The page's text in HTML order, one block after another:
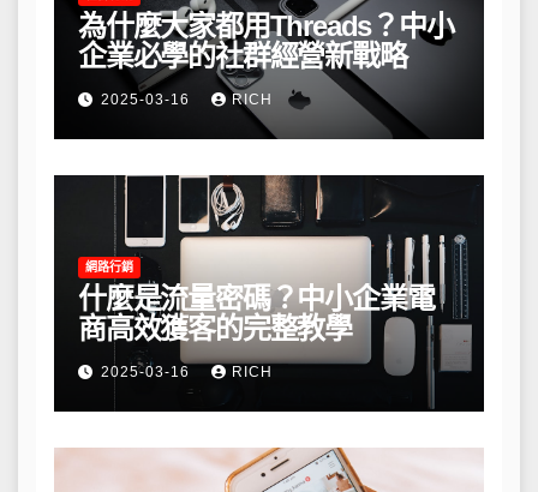
為什麼大家都用Threads？中小
企業必學的社群經營新戰略
2025-03-16 RICH
網路行銷
什麼是流量密碼？中小企業電
商高效獲客的完整教學
2025-03-16 RICH